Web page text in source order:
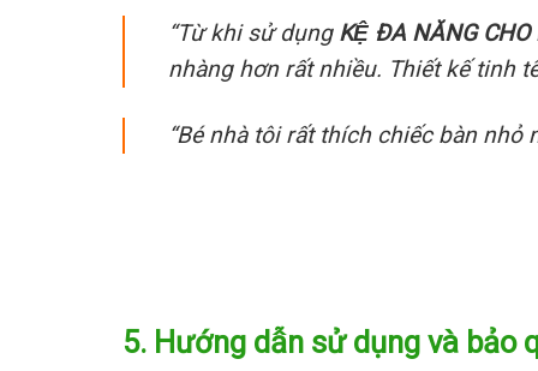
“Từ khi sử dụng KỆ ĐA NĂNG CHO
nhàng hơn rất nhiều. Thiết kế tinh
“Bé nhà tôi rất thích chiếc bàn nhỏ
5. Hướng dẫn sử dụng và bảo